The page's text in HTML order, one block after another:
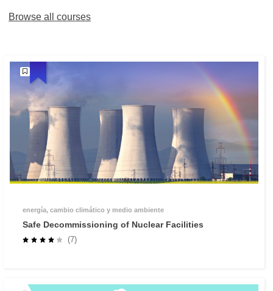
Browse all courses
energía, cambio climático y medio ambiente
Safe Decommissioning of Nuclear Facilities
(7)